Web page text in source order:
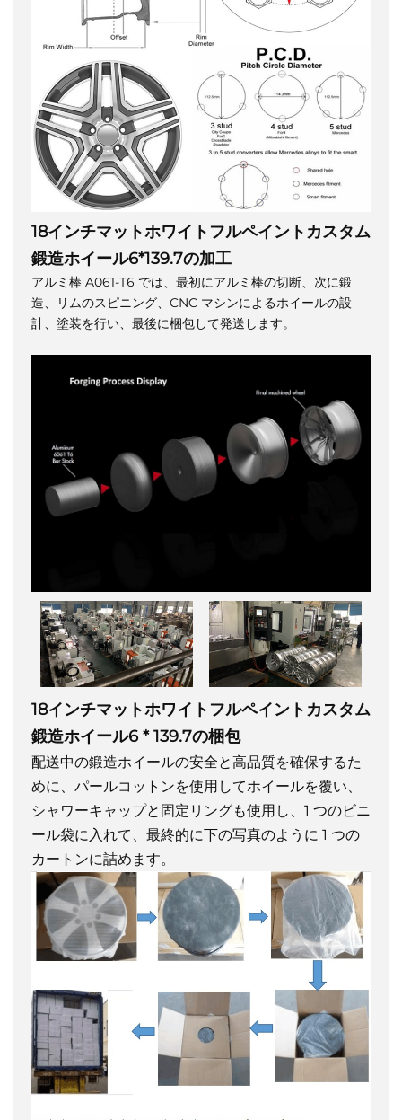
18インチマットホワイトフルペイントカスタム
鍛造ホイール6*139.7の加工
アルミ棒 A061-T6 では、最初にアルミ棒の切断、次に鍛
造、リムのスピニング、CNC マシンによるホイールの設
計、塗装を行い、最後に梱包して発送します。
18インチマットホワイトフルペイントカスタム
鍛造ホイール6 * 139.7の梱包
配送中の鍛造ホイールの安全と高品質を確保するた
めに、パールコットンを使用してホイールを覆い、
シャワーキャップと固定リングも使用し、1 つのビニ
ール袋に入れて、最終的に下の写真のように 1 つの
カートンに詰めます。